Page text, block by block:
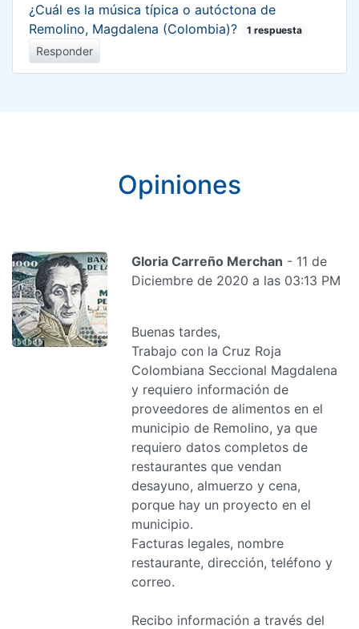
¿Cuál es la música típica o autóctona de
Remolino, Magdalena (Colombia)?
1 respuesta
Responder
Opiniones
Gloria Carreño Merchan - 11 de
Diciembre de 2020 a las 03:13 PM
Buenas tardes,
Trabajo con la Cruz Roja
Colombiana Seccional Magdalena
y requiero información de
proveedores de alimentos en el
municipio de Remolino, ya que
requiero datos completos de
restaurantes que vendan
desayuno, almuerzo y cena,
porque hay un proyecto en el
municipio.
Facturas legales, nombre
restaurante, dirección, teléfono y
correo.
Recibo información a través del